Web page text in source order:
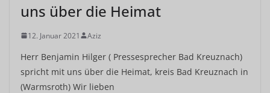
uns über die Heimat
12. Januar 2021 Aziz
Herr Benjamin Hilger ( Pressesprecher Bad Kreuznach)
spricht mit uns über die Heimat, kreis Bad Kreuznach in
(Warmsroth) Wir lieben